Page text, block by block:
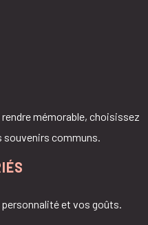
mémorable, choisissez
souvenirs communs.
et vos goûts.